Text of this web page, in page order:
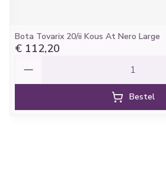
Bota Tovarix 20/ii Kous At Nero Large
€ 112,20
Bestel